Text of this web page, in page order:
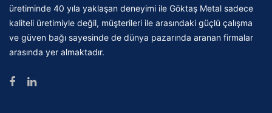
üretiminde 40 yıla yaklaşan deneyimi ile Göktaş Metal sadece
kaliteli üretimiyle değil, müşterileri ile arasındaki güçlü çalışma
ve güven bağı sayesinde de dünya pazarında aranan firmalar
arasında yer almaktadır.